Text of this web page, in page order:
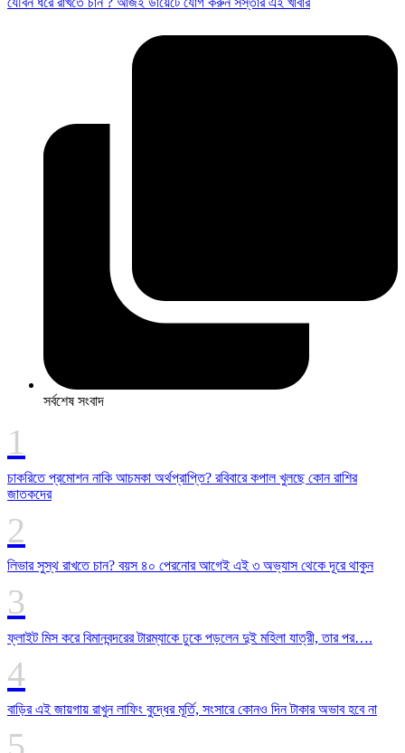
সর্বশেষ সংবাদ
চাকরিতে প্রমোশন নাকি আচমকা অর্থপ্রাপ্তি? রবিবারে কপাল খুলছে কোন রাশির
জাতকদের
লিভার সুস্থ রাখতে চান? বয়স ৪০ পেরনোর আগেই এই ৩ অভ্যাস থেকে দূরে থাকুন
ফ্লাইট মিস করে বিমানবন্দরের টারম্যাকে ঢুকে পড়লেন দুই মহিলা যাত্রী, তার পর….
বাড়ির এই জায়গায় রাখুন লাফিং বুদ্ধের মূর্তি, সংসারে কোনও দিন টাকার অভাব হবে না